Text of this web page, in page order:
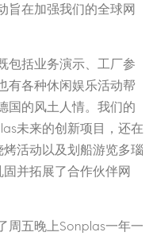
旨在加强我们的全球网
包括业务演示、工厂参
有各种休闲娱乐活动帮
国的风土人情。我们的
未来的创新项目，还在
活动以及划船游览多瑙
并拓展了合作伙伴网
周五晚上Sonplas一年一